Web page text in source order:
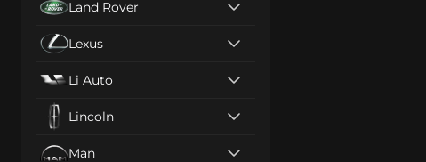
Land Rover
Lexus
Li Auto
Lincoln
Man